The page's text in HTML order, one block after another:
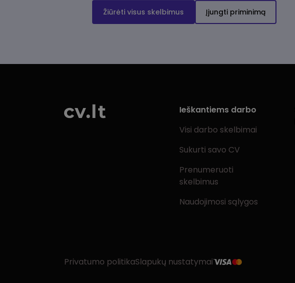
Žiūrėti visus skelbimus Įjungti priminimą
Ieškantiems darbo
Visi darbo skelbimai
Sukurti savo CV
Prenumeruoti
skelbimus
Naudojimosi sąlygos
Privatumo politikaSlapukų nustatymai